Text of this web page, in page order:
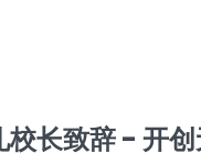
长致辞 - 开创